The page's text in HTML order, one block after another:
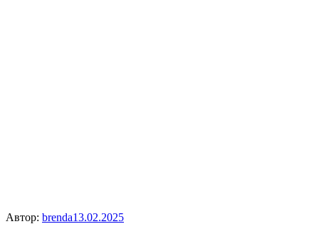
Автор: brenda13.02.2025